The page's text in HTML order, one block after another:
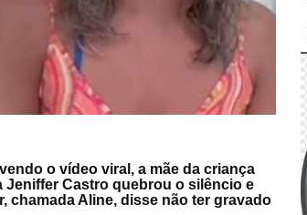
o vídeo viral, a mãe da criança
Jeniffer Castro quebrou o silêncio e
chamada Aline, disse não ter gravado